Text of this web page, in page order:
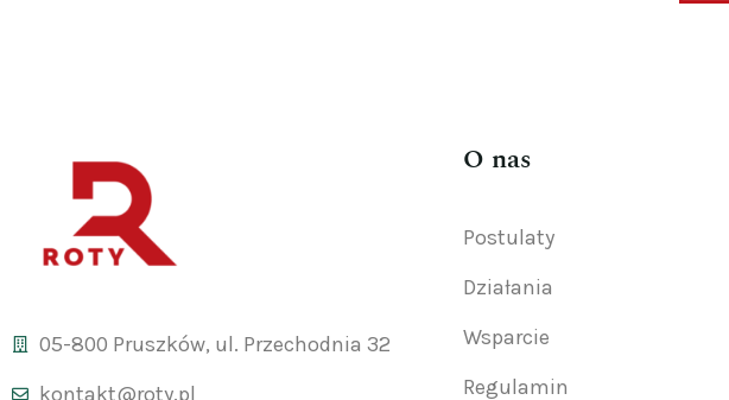
05-800 Pruszków, ul. Przechodnia 32
kontakt@roty.pl
O nas
Postulaty
Działania
Wsparcie
Regulamin